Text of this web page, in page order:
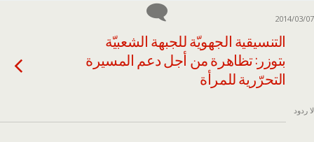
2014/03/07
التنسيقية الجهويّة للجبهة الشعبيّة
بتوزر: تظاهرة من أجل دعم المسيرة
التحرّرية للمرأة
لا ردود